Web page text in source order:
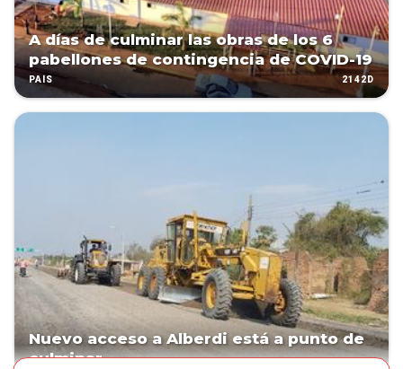
A días de culminar las obras de los 6
pabellones de contingencia de COVID-19
PAÍS 2142D
Nuevo acceso a Alberdi está a punto de
culminar